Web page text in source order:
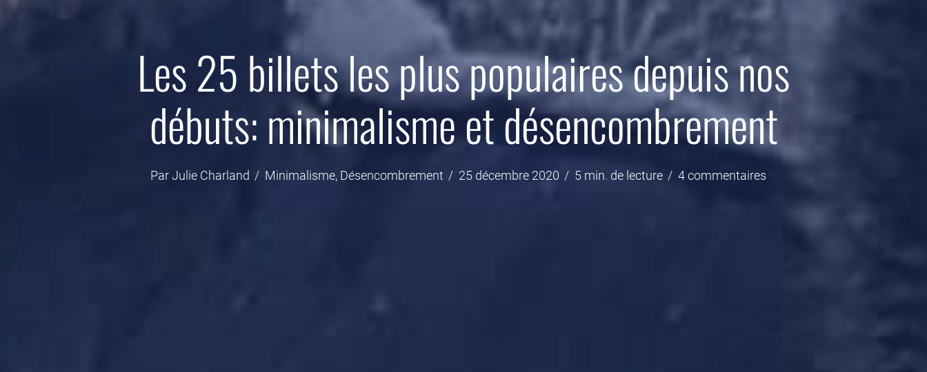
Les 25 billets les plus populaires depuis nos
débuts: minimalisme et désencombrement
ParJulie Charland Minimalisme, Désencombrement 25 décembre 2020 5 min. de lecture 4 commentaires